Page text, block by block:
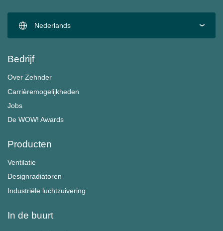
Nederlands
Bedrijf
Over Zehnder
Carrièremogelijkheden
Jobs
De WOW! Awards
Producten
Ventilatie
Designradiatoren
Industriële luchtzuivering
In de buurt